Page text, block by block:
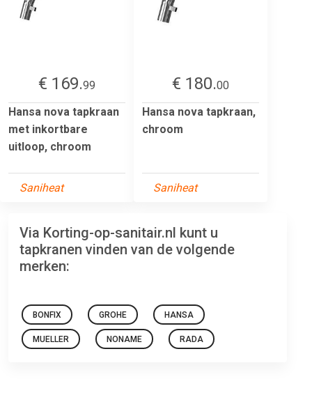
€ 169.99
Hansa nova tapkraan
met inkortbare
uitloop, chroom
Saniheat
€ 180.00
Hansa nova tapkraan,
chroom
Saniheat
Via Korting-op-sanitair.nl kunt u
tapkranen vinden van de volgende
merken:
BONFIX GROHE HANSA
MUELLER NONAME RADA